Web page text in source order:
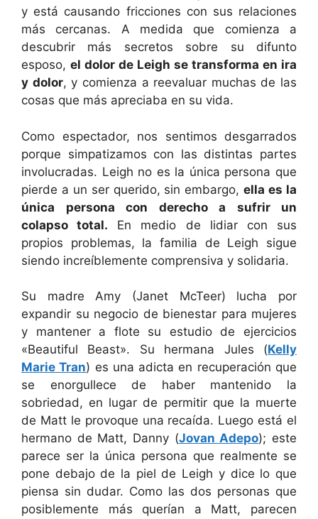
y está causando fricciones con sus relaciones
más cercanas. A medida que comienza a
descubrir más secretos sobre su difunto
esposo, el dolor de Leigh se transforma en ira
y dolor, y comienza a reevaluar muchas de las
cosas que más apreciaba en su vida.
Como espectador, nos sentimos desgarrados
porque simpatizamos con las distintas partes
involucradas. Leigh no es la única persona que
pierde a un ser querido, sin embargo,ella es la
única persona con derecho a sufrir un
colapso total. En medio de lidiar con sus
propios problemas, la familia de Leigh sigue
siendo increíblemente comprensiva y solidaria.
Su madre Amy (Janet McTeer) lucha por
expandir su negocio de bienestar para mujeres
y mantener a flote su estudio de ejercicios
«Beautiful Beast». Su hermana Jules (Kelly
Marie Tran) es una adicta en recuperación que
se enorgullece de haber mantenido la
sobriedad, en lugar de permitir que la muerte
de Matt le provoque una recaída. Luego está el
hermano de Matt, Danny (Jovan Adepo); este
parece ser la única persona que realmente se
pone debajo de la piel de Leigh y dice lo que
piensa sin dudar. Como las dos personas que
posiblemente más querían a Matt, parecen